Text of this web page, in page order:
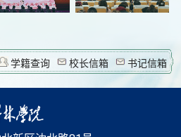
学籍查询 校长信箱 书记信箱